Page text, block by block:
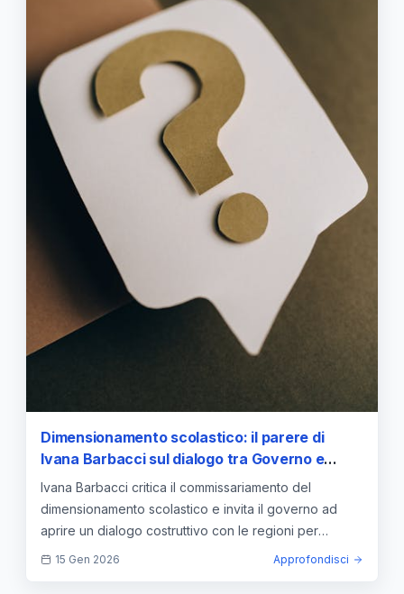
Dimensionamento scolastico: il parere di
Ivana Barbacci sul dialogo tra Governo e
Regioni
Ivana Barbacci critica il commissariamento del
dimensionamento scolastico e invita il governo ad
aprire un dialogo costruttivo con le regioni per
soluzioni sostenibili.
15 Gen 2026 Approfondisci